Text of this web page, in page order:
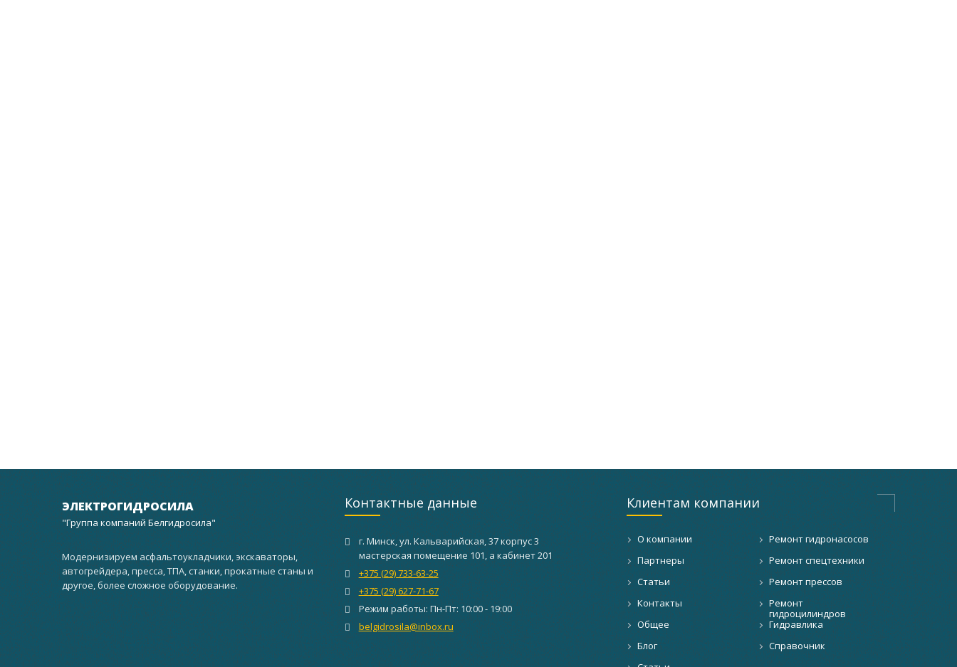
ЭЛЕКТРОГИДРОСИЛА
"Группа компаний Белгидросила"
Модернизируем асфальтоукладчики, экскаваторы,
автогрейдера, пресса, ТПА, станки, прокатные станы и
другое, более сложное оборудование.
Контактные данные
г. Минск, ул. Кальварийская, 37 корпус 3
мастерская помещение 101, а кабинет 201
+375 (29) 733-63-25
+375 (29) 627-71-67
Режим работы: Пн-Пт: 10:00 - 19:00
belgidrosila@inbox.ru
Клиентам компании
О компании
Ремонт гидронасосов
Партнеры
Ремонт спецтехники
Статьи
Ремонт прессов
Контакты
Ремонт
гидроцилиндров
Общее
Гидравлика
Блог
Справочник